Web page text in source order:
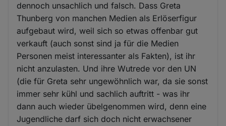
dennoch unsachlich und falsch. Dass Greta
Thunberg von manchen Medien als Erlöserfigur
aufgebaut wird, weil sich so etwas offenbar gut
verkauft (auch sonst sind ja für die Medien
Personen meist interessanter als Fakten), ist ihr
nicht anzulasten. Und ihre Wutrede vor den UN
(die für Greta sehr ungewöhnlich war, da sie sonst
immer sehr kühl und sachlich auftritt - was ihr
dann auch wieder übelgenommen wird, denn eine
Jugendliche darf sich doch nicht erwachsener